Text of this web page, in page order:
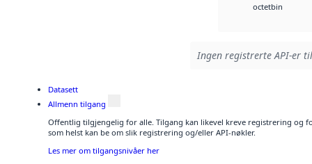
octetbin
Ingen registrerte API-er
Datasett
Allmenn tilgang
Offentlig tilgjengelig for alle. Tilgang kan likevel kreve registrering og
som helst kan be om slik registrering og/eller API-nøkler.
Les mer om tilgangsnivåer her